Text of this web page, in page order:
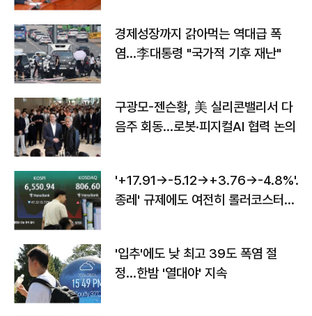
경제성장까지 갉아먹는 역대급 폭
염…李대통령 "국가적 기후 재난"
구광모-젠슨황, 美 실리콘밸리서 다
음주 회동…로봇·피지컬AI 협력 논의
'+17.91→-5.12→+3.76→-4.8%'…'
종레' 규제에도 여전히 롤러코스터
'입추'에도 낮 최고 39도 폭염 절
정…한밤 '열대야' 지속